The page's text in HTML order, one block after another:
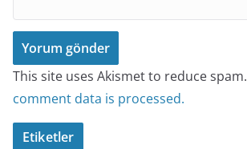
This site uses Akismet to reduce spam.
comment data is processed.
Etiketler